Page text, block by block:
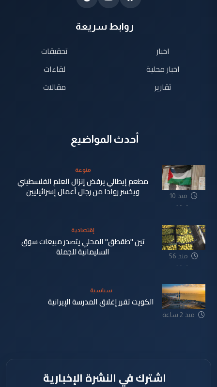
روابط سريعة
اخبار
اخبار محلية
تقارير
تحقيقات
لقاءات
مقالات
أحدث المواضيع
منذ 10
دقيقة
منوعة
مطعم إيطالي يرفض إنزال العلم الفلسطيني
ويخسر روادا من رجال أعمال إسرائيليين
منذ 56
دقيقة
إقتصادية
تين "طقطق" المحلي يتصدر مبيعات سوق
السليمانية للجملة
منذ 2 ساعة
سياسية
الكويت تقرر إغلاق المدرسة الإيرانية
اشترك في النشرة الإخبارية